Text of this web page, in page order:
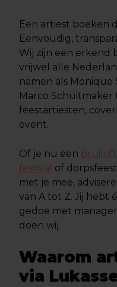
Een artiest boeken
Eenvoudig,
Wij zijn een erkend
vrijwel alle
namen als Monique
Marco
feestartiesten,
event.
Of je nu een bruiloft
festival of
met je mee,
van A tot Z. Jij hebt
gedoe met
doen wij.
Waarom
via